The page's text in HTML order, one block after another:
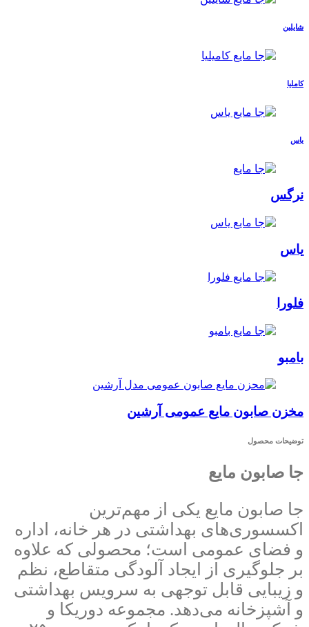
شایلین
کاملیا
یاس
نرگس
یاس
فلورا
بامبو
مخزن صابون مایع عمومی آرشین
توضیحات محصول
جا صابون مایع
جا صابون مایع یکی از مهم‌ترین
اکسسوری‌های بهداشتی در هر خانه، اداره
و فضای عمومی است؛ محصولی که علاوه
بر جلوگیری از ایجاد آلودگی متقاطع، نظم
و زیبایی قابل توجهی به سرویس بهداشتی
و آشپزخانه می‌دهد. مجموعه دوریکا و